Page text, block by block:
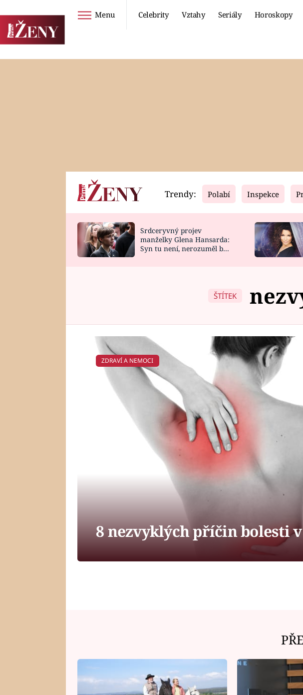
Menu Celebrity Vztahy Seriály Horoskopy
Horoskopy
HOROSKOP NA
Video
CELEBRITY
VAŘENÍ
Trendy: Polabí Inspekce
Srdceryvný projev
manželky Glena Hansarda:
Syn tu není, nerozuměl by
ŠTÍTEK
ZDRAVÍ A NEMOCI
8 nezvyklých příčin bolesti